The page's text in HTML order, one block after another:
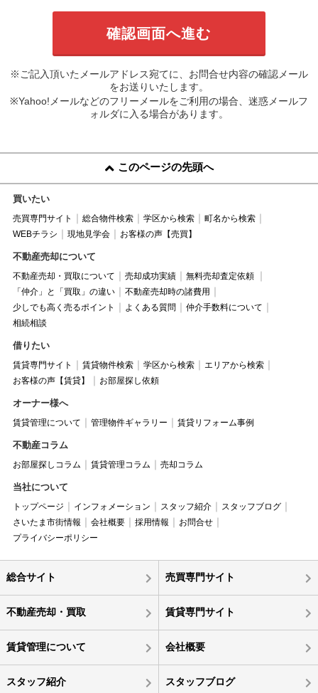
※ご記入頂いたメールアドレス宛てに、お問合せ内容の確認メール
をお送りいたします。
※Yahoo!メールなどのフリーメールをご利用の場合、迷惑メールフ
ォルダに入る場合があります。
このページの先頭へ
買いたい
売買専門サイト 総合物件検索 学区から検索
町名から検索
WEBチラシ
現地見学会 お客様の声【売買】
不動産売却について
不動産売却・買取について 売却成功実績
無料売却査定依頼
「仲介」と「買取」の違い
不動産売却時の諸費用
少しでも高く売るポイント
よくある質問
仲介手数料について
相続相談
借りたい
賃貸専門サイト 賃貸物件検索 学区から検索
エリアから検索
お客様の声【賃貸】
お部屋探し依頼
オーナー様へ
賃貸管理について 管理物件ギャラリー 賃貸リフォーム事例
不動産コラム
お部屋探しコラム 賃貸管理コラム 売却コラム
当社について
トップページ インフォメーション スタッフ紹介
スタッフブログ
さいたま市街情報
会社概要 採用情報
お問合せ
プライバシーポリシー
総合サイト 売買専門サイト
不動産売却・買取 賃貸専門サイト
賃貸管理について 会社概要
スタッフ紹介 スタッフブログ